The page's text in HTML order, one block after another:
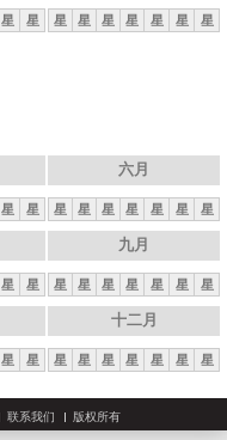
星 星 星 星 星 星 星 星 星
星 星
六月
星 星 星 星 星 星 星
星 星
九月
星 星 星 星 星 星 星
星 星
十二月
星 星 星 星 星 星 星
联系我们 版权所有